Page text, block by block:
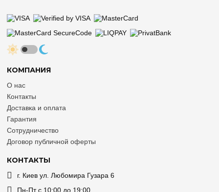
КОНТАКТЫ
г. Киев ул. Любомира Гузара 6
Пн-Пт с 10:00 до 19:00
КОМПАНИЯ
О нас
Контакты
Доставка и оплата
Гарантия
Сотрудничество
Договор публичной оферты